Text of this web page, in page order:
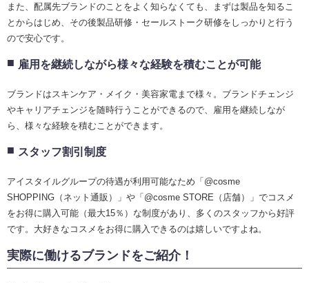
また、配属先ブランドのことをよく知らなくても、まずは製品を知るこ
とからはじめ、その後製品研修・セールストーク研修をしっかりと行う
ので安心です。
雇用を継続しながら様々な経験を積むことが可能
ブランドはスキンケア・メイク・美容家電まで様々。ブランドチェンジ
やキャリアチェンジを随時行うことができるので、雇用を継続しなが
ら、様々な経験を積むことができます。
スタッフ割引制度
アイスタイルグループの待遇が利用可能なため「@cosme
SHOPPING（ネット通販）」や「@cosme STORE（店舗）」でコスメ
をお得に購入可能（最大15％）な制度があり、多くのスタッフから好評
です。大好きなコスメをお得に購入できるのは嬉しいですよね。
実際に働けるブランドをご紹介！